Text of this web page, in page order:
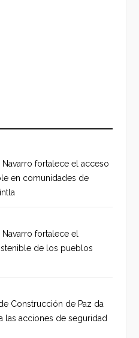
fortalece el acceso
en comunidades de
fortalece el
de los pueblos
Construcción de Paz da
las acciones de seguridad